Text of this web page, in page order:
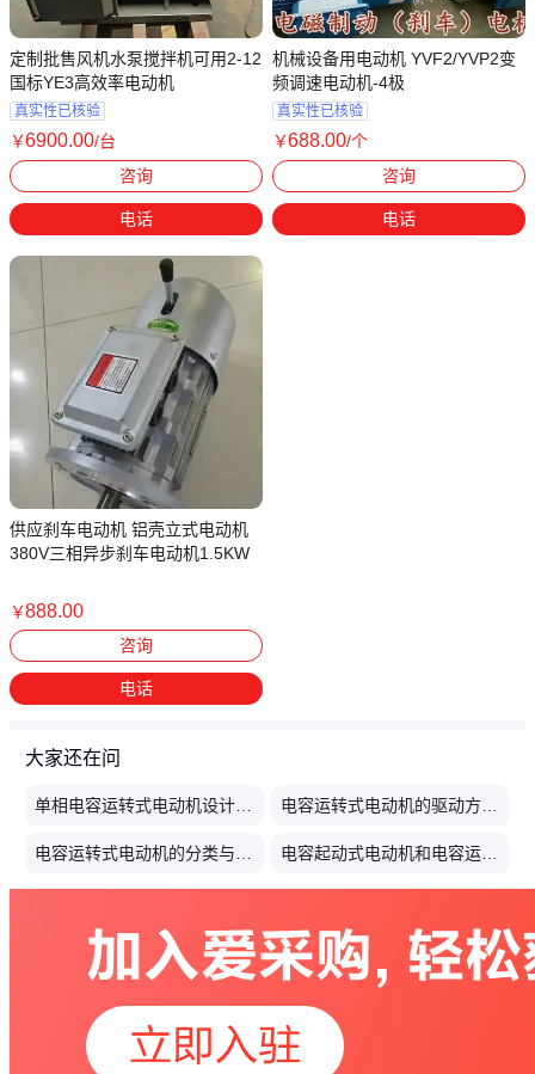
定制批售风机水泵搅拌机可用2-12
国标YE3高效率电动机
真实性已核验
￥6900.00/台
咨询
电话
供应刹车电动机 铝壳立式电动机
380V三相异步刹车电动机1.5KW
￥888.00
上海
咨询
电话
机械设备用电动机 YVF2/YVP2变
频调速电动机-4极
真实性已核验
￥688.00/个
咨询
电话
大家还在问